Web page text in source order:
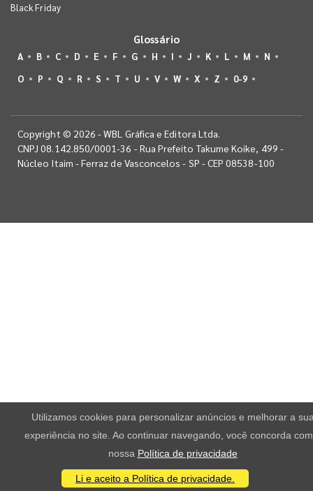
Black Friday
Glossário
A B C D E F G H I J K L M
N
O
P Q R S T U V W X Z 0-9
Copyright © 2026 - WBL Gráfica e Editora Ltda.
CNPJ 08.142.850/0001-36 - Rua Prefeito Takume Koike, 499 -
Núcleo Itaim - Ferraz de Vasconcelos - SP - CEP 08538-100
Utilizamos cookies para personalizar anúncios e melhorar a
experiência no site. Ao continuar navegando, você concorda
nossa Política de privacidade
Li e aceito a Política de privacidade.